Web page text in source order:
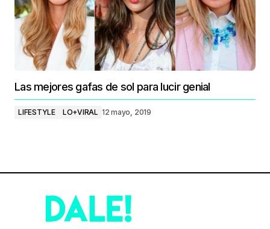
Las mejores gafas de sol para lucir genial
LIFESTYLE LO+VIRAL 12 mayo, 2019